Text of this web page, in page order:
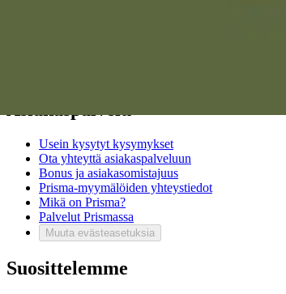
Usein kysytyt kysymykset
Ota yhteyttä asiakaspalveluun
Bonus ja asiakasomistajuus
Prisma-myymälöiden yhteystiedot
Mikä on Prisma?
Palvelut Prismassa
Muuta evästeasetuksia
Suosittelemme